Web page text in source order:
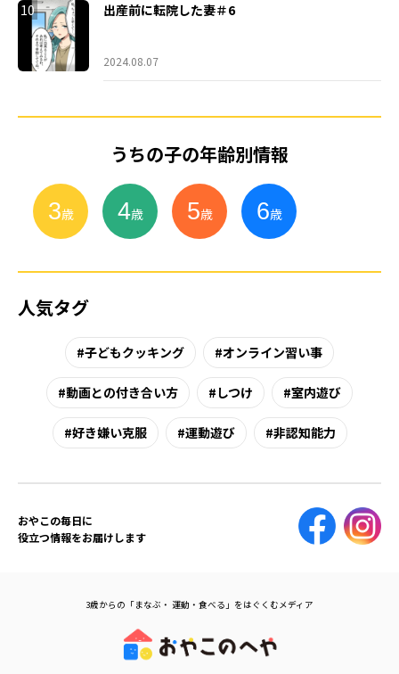
10 出産前に転院した妻＃6
2024.08.07
うちの子の年齢別情報
3歳 4歳 5歳 6歳
人気タグ
子どもクッキング オンライン習い事
動画との付き合い方 しつけ 室内遊び
好き嫌い克服 運動遊び 非認知能力
おやこの毎日に
役立つ情報をお届けします
3歳からの「まなぶ・ 運動・食べる」をはぐくむメディア